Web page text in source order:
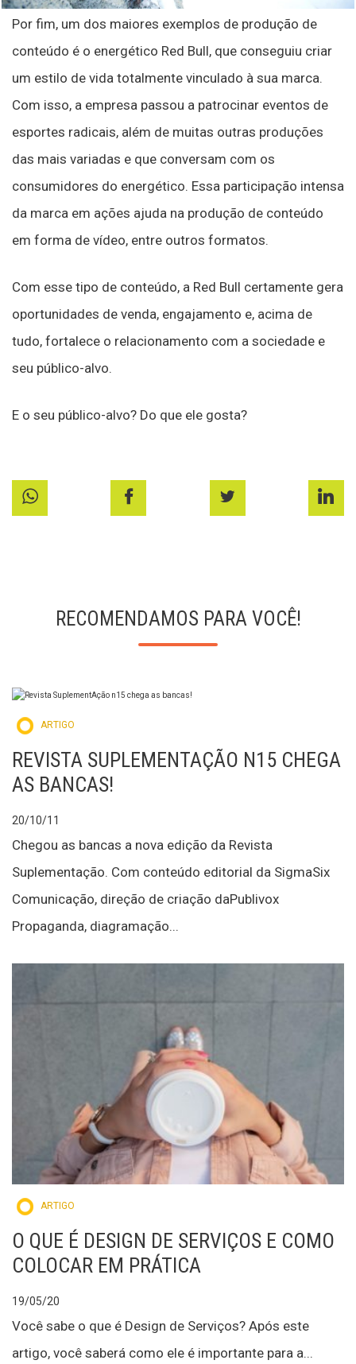
Por fim, um dos maiores exemplos de produção de
conteúdo é o energético Red Bull, que conseguiu criar
um estilo de vida totalmente vinculado à sua marca.
Com isso, a empresa passou a patrocinar eventos de
esportes radicais, além de muitas outras produções
das mais variadas e que conversam com os
consumidores do energético. Essa participação intensa
da marca em ações ajuda na produção de conteúdo
em forma de vídeo, entre outros formatos.
Com esse tipo de conteúdo, a Red Bull certamente gera
oportunidades de venda, engajamento e, acima de
tudo, fortalece o relacionamento com a sociedade e
seu público-alvo.
E o seu público-alvo? Do que ele gosta?
RECOMENDAMOS PARA VOCÊ!
ARTIGO
REVISTA SUPLEMENTAÇÃO N15 CHEGA
AS BANCAS!
20/10/11
Chegou as bancas a nova edição da Revista
Suplementação. Com conteúdo editorial da SigmaSix
Comunicação, direção de criação daPublivox
Propaganda, diagramação...
ARTIGO
O QUE É DESIGN DE SERVIÇOS E COMO
COLOCAR EM PRÁTICA
19/05/20
Você sabe o que é Design de Serviços? Após este
artigo, você saberá como ele é importante para a...